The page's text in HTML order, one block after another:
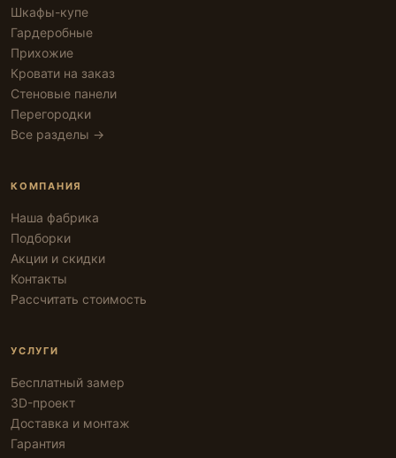
Шкафы-купе
Гардеробные
Прихожие
Кровати на заказ
Стеновые панели
Перегородки
Все разделы →
КОМПАНИЯ
Наша фабрика
Подборки
Акции и скидки
Контакты
Рассчитать стоимость
УСЛУГИ
Бесплатный замер
3D-проект
Доставка и монтаж
Гарантия